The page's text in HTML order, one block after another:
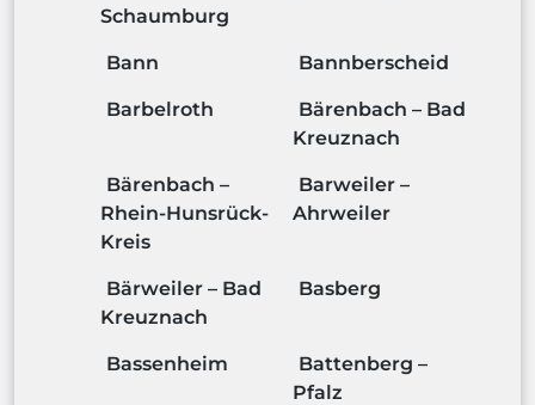
Schaumburg
Bann Bannberscheid
Barbelroth
Bärenbach – Bad
Kreuznach
Bärenbach –
Rhein-Hunsrück-
Kreis
Barweiler –
Ahrweiler
Bärweiler – Bad
Kreuznach
Basberg
Bassenheim
Battenberg –
Pfalz